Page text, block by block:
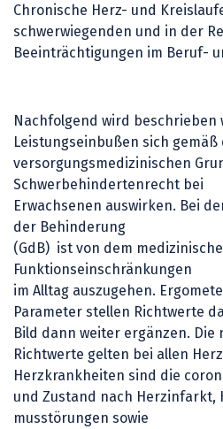
Chronische Herz- und
schwerwiegenden und in der
Beeinträchtigungen im Beruf-
Nachfolgend wird beschrieben
Leistungseinbußen sich gemäß
versorgungsmedizinischen
Schwerbehindertenrecht bei
Erwachsenen auswirken. Bei
der Behinderung
(GdB) ist von dem
Funktionseinschränkungen
im Alltag auszugehen.
Parameter stellen Richtwerte
Bild dann weiter ergänzen. Die
Richtwerte gelten bei allen
Herzkrankheiten sind die
und Zustand nach Herzinfarkt,
musstörungen sowie